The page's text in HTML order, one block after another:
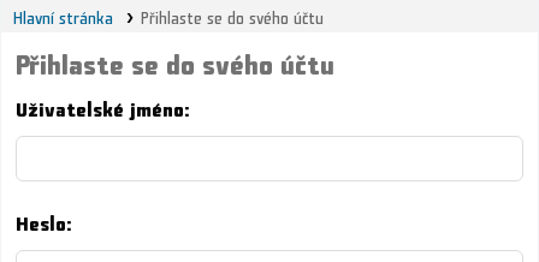
Hlavní stránka Přihlaste se do svého účtu
Přihlaste se do svého účtu
Uživatelské jméno:
Heslo: